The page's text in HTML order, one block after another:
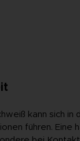
kann sich
führen.